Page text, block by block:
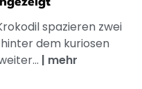
spazieren zwei
dem kuriosen
| mehr